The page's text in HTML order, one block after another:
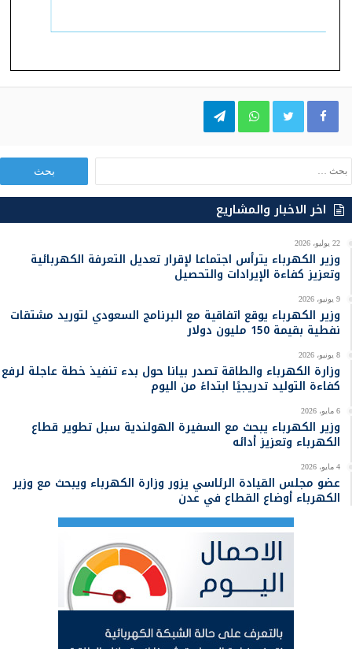
Facebook
WhatsApp
ب
ن
اخر الاخبار والمشاريع
22 يوليو، 2026
وزير الكهرباء يترأس اجتماعا لإقرار تعديل التعرفة الكهربائية
وتعزيز كفاءة الإيرادات والتحصيل
9 يونيو، 2026
وزير الكهرباء يوقع اتفاقية مع البرنامج السعودي لتوريد مشتقات
نفطية بقيمة 150 مليون دولار
8 يونيو، 2026
وزارة الكهرباء والطاقة تصدر بيانا حول بدء تنفيذ خطة عاجلة لرفع
كفاءة التوليد تدريجيًا ابتداءً من اليوم
6 مايو، 2026
وزير الكهرباء يبحث مع السفيرة الهولندية سبل تطوير قطاع
الكهرباء وتعزيز أدائه
4 مايو، 2026
عضو مجلس القيادة الرئاسي يزور وزارة الكهرباء ويبحث مع وزير
الكهرباء أوضاع القطاع في عدن